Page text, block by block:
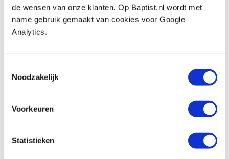
de wensen van onze klanten. Op Baptist.nl wordt met
name gebruik gemaakt van cookies voor Google
Analytics.
Noodzakelijk
Voorkeuren
Statistieken
In stock
Compare
Hm 82-8 romeinse ogieffrees Ø 34,9 x